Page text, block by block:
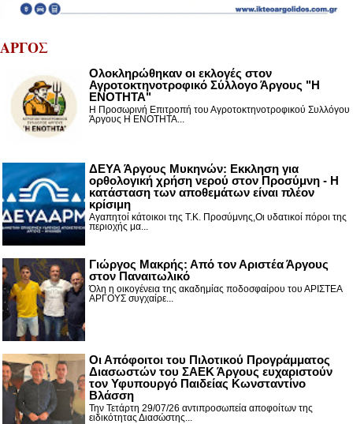
ΑΡΓΟΣ
Ολοκληρώθηκαν οι εκλογές στον
Αγροτοκτηνοτροφικό Σύλλογο Άργους "Η
ΕΝΟΤΗΤΑ"
Η Προσωρινή Επιτροπή του Αγροτοκτηνοτροφικού Συλλόγου
Άργους Η ΕΝΟΤΗΤΑ...
ΔΕΥΑ Άργους Μυκηνών: Εκκληση για
ορθολογική χρήση νερού στον Προσύμνη - Η
κατάσταση των αποθεμάτων είναι πλέον
κρίσιμη
Αγαπητοί κάτοικοι της Τ.Κ. Προσύμνης,Οι υδατικοί πόροι της
περιοχής μα...
Γιώργος Μακρής: Από τον Αριστέα Άργους
στον Παναιτωλικό
Όλη η οικογένεια της ακαδημίας ποδοσφαίρου του ΑΡΙΣΤΕΑ
ΑΡΓΟΥΣ συγχαίρε...
Οι Απόφοιτοι του Πιλοτικού Προγράμματος
Διασωστών του ΣΑΕΚ Άργους ευχαριστούν
τον Υφυπουργό Παιδείας Κωνσταντίνο
Βλάσση
Την Τετάρτη 29/07/26 αντιπροσωπεία αποφοίτων της
ειδικότητας Διασώστης...